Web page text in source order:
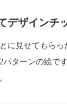
デザインチ
見せてもらっ
パターンの絵で